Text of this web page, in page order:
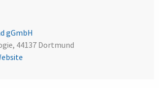
gGmbH
44137 Dortmund